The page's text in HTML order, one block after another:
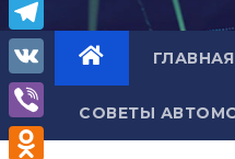
ГЛАВНАЯ
СОВЕТЫ
h
a
T
e
l
e
V
K
V